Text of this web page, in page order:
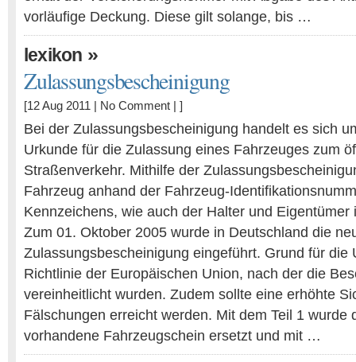
vorläufige Deckung. Diese gilt solange, bis …
lexikon »
Zulassungsbescheinigung
[12 Aug 2011 | No Comment | ]
Bei der Zulassungsbescheinigung handelt es sich
Urkunde für die Zulassung eines Fahrzeuges zum
Straßenverkehr. Mithilfe der
Fahrzeug anhand der Fahrzeug-
Kennzeichens, wie auch der Halter und Eigentümer
Zum 01. Oktober 2005 wurde in Deutschland die
Zulassungsbescheinigung eingeführt. Grund für die
Richtlinie der Europäischen Union, nach der die
vereinheitlicht wurden. Zudem sollte eine erhöhte
Fälschungen erreicht werden. Mit dem Teil 1 wurde
vorhandene Fahrzeugschein ersetzt und mit …